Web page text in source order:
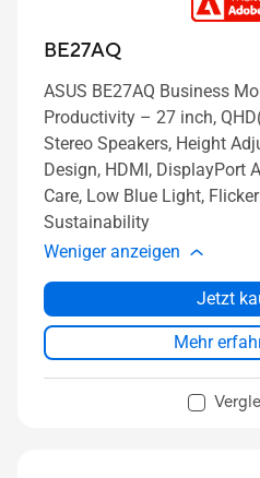
BE27AQ
ASUS BE27AQ Business
Productivity – 27 inch,
Stereo Speakers, Height
Design, HDMI, DisplayPort
Care, Low Blue Light,
Sustainability
Weniger anzeigen
Jetzt
Mehr